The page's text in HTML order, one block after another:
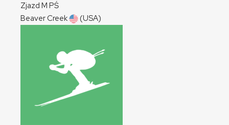
Zjazd M PŚ
Beaver Creek
(USA)